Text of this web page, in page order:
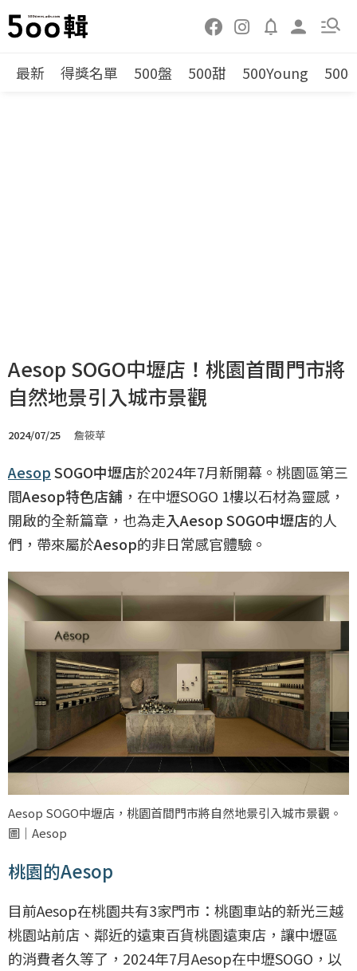
最新 得獎名單 500盤 500甜 500Young 500
Aesop SOGO中壢店！桃園首間門市將
自然地景引入城市景觀
2024/07/25 詹筱苹
AesopSOGO中壢店於2024年7月新開幕。桃園區第三
間Aesop特色店舖 ，在中壢SOGO 1樓以石材為靈感，
開啟的全新篇章，也為走入Aesop SOGO中壢店的人
們，帶來屬於Aesop的非日常感官體驗。
Aesop SOGO中壢店，桃園首間門市將自然地景引入城市景觀。
圖｜Aesop
桃園的Aesop
目前Aesop在桃園共有3家門市：桃園車站的新光三越
桃園站前店、鄰近的遠東百貨桃園遠東店，讓中壢區
的消費者久等了，2024年7月Aesop在中壢SOGO，以